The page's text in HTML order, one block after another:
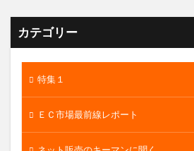
カテゴリー
特集１
ＥＣ市場最前線レポート